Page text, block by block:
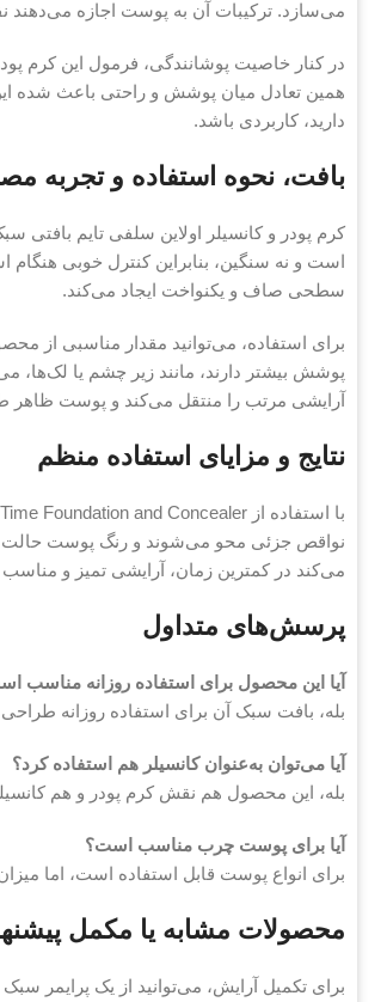
می‌سازد. ترکیبات آن به پوست اجازه
در کنار خاصیت پوشانندگی، فرمول این
همین تعادل میان پوشش و راحتی باعث شده
دارید، کاربردی باشد.
بافت، نحوه استفاده و تجربه
کرم پودر و کانسیلر اولاین سلفی تایم
است و نه سنگین، بنابراین کنترل خوبی
سطحی صاف و یکنواخت ایجاد می‌کند.
برای استفاده، می‌توانید مقدار مناسبی از
پوشش بیشتر دارند، مانند زیر چشم یا
آرایشی مرتب را منتقل می‌کند و پوست ظاهر
نتایج و مزایای استفاده منظم
نواقص جزئی محو می‌شوند و رنگ پوست حالت
می‌کند در کمترین زمان، آرایشی تمیز و
پرسش‌های متداول
آیا این محصول برای استفاده روزانه مناسب
بله، بافت سبک آن برای استفاده روزانه
آیا می‌توان به‌عنوان کانسیلر هم استفاده کرد؟
بله، این محصول هم نقش کرم پودر و هم
آیا برای پوست چرب مناسب است؟
برای انواع پوست قابل استفاده است، اما
محصولات مشابه یا مکمل
برای تکمیل آرایش، می‌توانید از یک پرایمر